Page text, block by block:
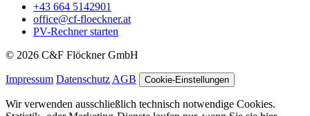
+43 664 5142901
office@cf-floeckner.at
PV-Rechner starten
© 2026 C&F Flöckner GmbH
Impressum Datenschutz AGB Cookie-Einstellungen
Wir verwenden ausschließlich technisch notwendige Cookies.